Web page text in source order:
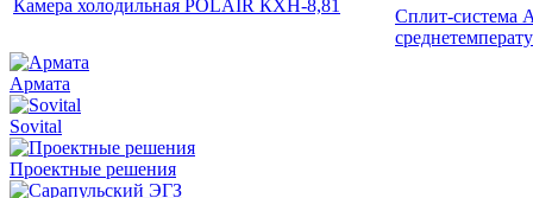
Камера холодильная POLAIR КХН-8,81
Сплит-система
Армата
Sovital
Проектные решения